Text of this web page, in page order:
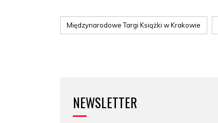
Międzynarodowe Targi Książki w Krakowie
NEWSLETTER